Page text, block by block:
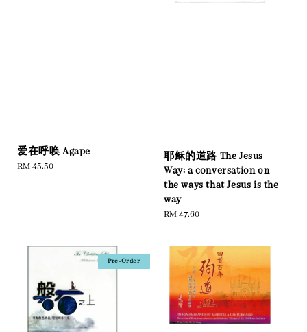
爱在呼唤 Agape
Regular
RM 45.50
耶稣的道路 The Jesus
Way: a conversation on
the ways that Jesus is the
way
Regular
RM 47.60
Pre-Order